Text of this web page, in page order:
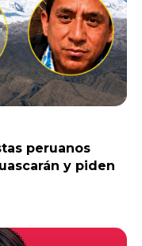
peruanos
y piden